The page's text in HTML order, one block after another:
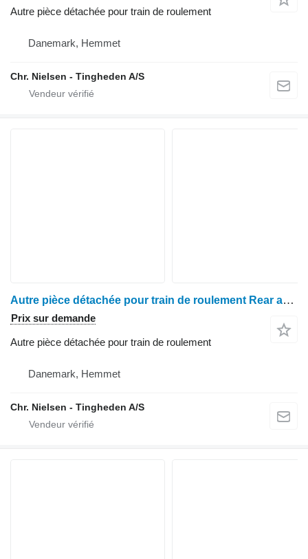
Autre pièce détachée pour train de roulement
Danemark, Hemmet
Chr. Nielsen - Tingheden A/S
Autre pièce détachée pour train de roulement Rear aksel hus pour moissonneuse-batteuse Claas Lexion 600
Prix sur demande
Autre pièce détachée pour train de roulement
Danemark, Hemmet
Chr. Nielsen - Tingheden A/S